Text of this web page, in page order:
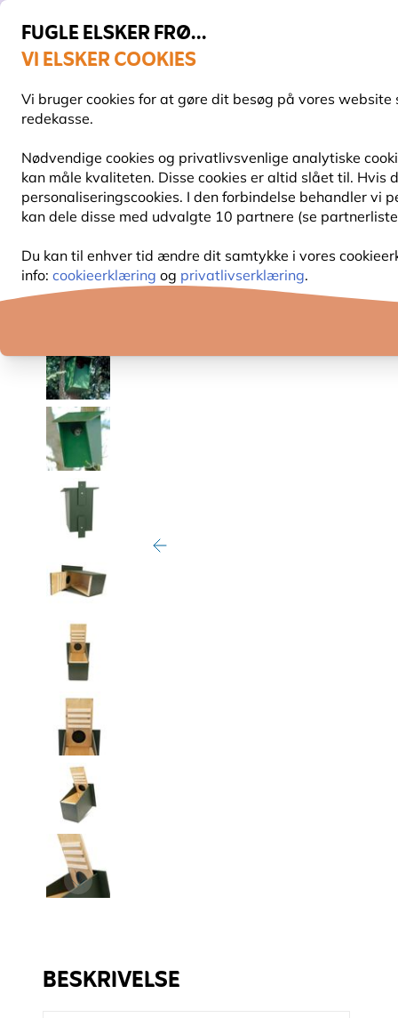
FUGLE ELSKER FRØ...
VI ELSKER COOKIES
Vi bruger cookies for at gøre dit besøg på vores
redekasse.
Nødvendige cookies og privatlivsvenlige analytiske
kan måle kvaliteten. Disse cookies er altid slået til.
personaliseringscookies. I den forbindelse behandler vi
kan dele disse med udvalgte 10 partnere (se
Du kan til enhver tid ændre dit samtykke i vores
info: cookieerklæring og privatlivserklæring.
Topbedømt i 11 lande
Fri fragt over 499 kr.
FUGLEFODER FUGLEFODERHUSE
BESKRIVELSE